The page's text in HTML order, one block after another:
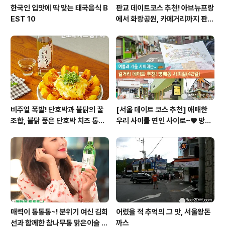
한국인 입맛에 딱 맞는 태국음식 B
EST 10
판교 데이트코스 추천! 아브뉴프랑
에서 화랑공원, 카페거리까지 판교
비주얼 폭발! 단호박과 불닭의 꿀
조합, 불닭 품은 단호박 치즈 통구
[서울 데이트 코스 추천] 애매한
우리 사이를 연인 사이로~♥ 방배
매력이 통통통~! 분위기 여신 김희
선과 함께한 참나무통 맑은이슬 T
어렸을 적 추억의 그 맛, 서울왕돈
까스